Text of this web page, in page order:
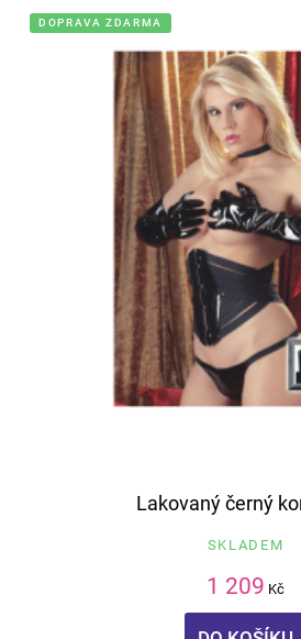
DOPRAVA ZDARMA
Lakovaný černý
SKLADEM
1 209 Kč